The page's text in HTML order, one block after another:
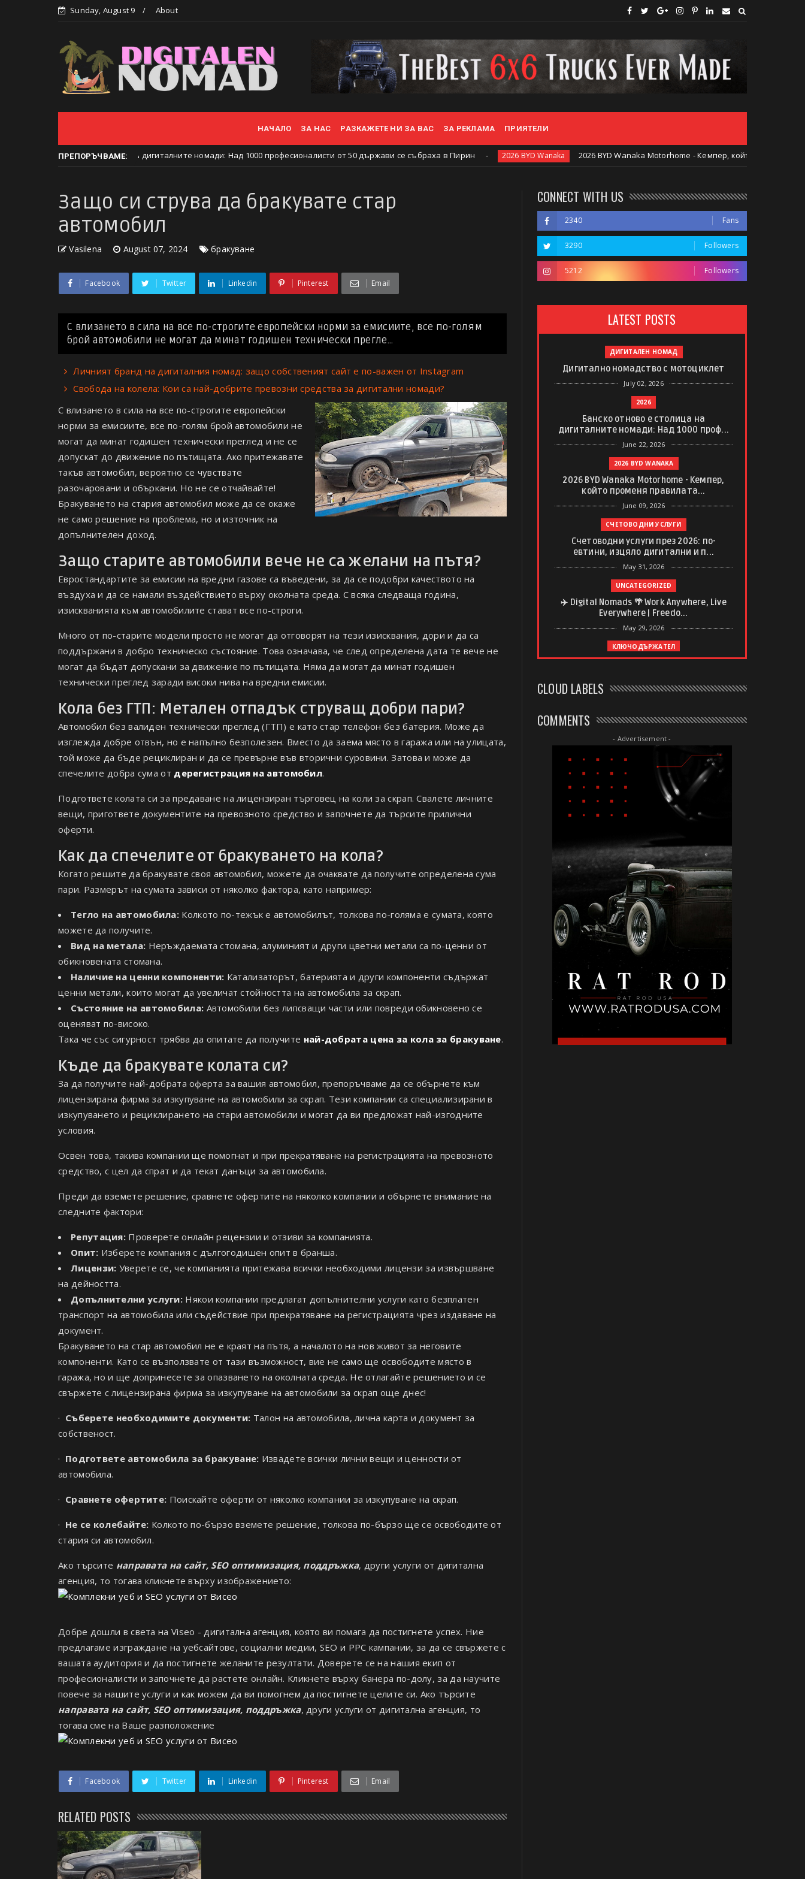
Sunday, August 9 About
НАЧАЛО ЗА НАС РАЗКАЖЕТЕ НИ ЗА ВАС ЗА РЕКЛАМА ПРИЯТЕЛИ
ПРЕПОРЪЧВАМЕ:
отново е столица на дигиталните номади: Над 1000 професионалисти от 50 държави се събраха в Пирин 2026 BYD Wanaka 2026 BYD Wanaka Motorhome - Кемпер, който променя правилата на
Защо си струва да бракувате стар
автомобил
Vasilena August 07, 2024 бракуване
Facebook Twitter Linkedin Pinterest Email
С влизането в сила на все по-строгите европейски норми за емисиите, все по-голям
брой автомобили не могат да минат годишен технически прегле...
Личният бранд на дигиталния номад: защо собственият сайт е по-важен от Instagram
Свобода на колела: Кои са най-добрите превозни средства за дигитални номади?
С влизането в сила на все по-строгите европейски
норми за емисиите, все по-голям брой автомобили не
могат да минат годишен технически преглед и не се
допускат до движение по пътищата. Ако притежавате
такъв автомобил, вероятно се чувствате
разочаровани и объркани. Но не се отчайвайте!
Бракуването на стария автомобил може да се окаже
не само решение на проблема, но и източник на
допълнителен доход.
Защо старите автомобили вече не са желани на пътя?
Евростандартите за емисии на вредни газове са въведени, за да се подобри качеството на
въздуха и да се намали въздействието върху околната среда. С всяка следваща година,
изискванията към автомобилите стават все по-строги.
Много от по-старите модели просто не могат да отговорят на тези изисквания, дори и да са
поддържани в добро техническо състояние. Това означава, че след определена дата те вече не
могат да бъдат допускани за движение по пътищата. Няма да могат да минат годишен
технически преглед заради високи нива на вредни емисии.
Кола без ГТП: Метален отпадък струващ добри пари?
Автомобил без валиден технически преглед (ГТП) е като стар телефон без батерия. Може да
изглежда добре отвън, но е напълно безполезен. Вместо да заема място в гаража или на улицата,
той може да бъде рециклиран и да се превърне във вторични суровини. Затова и може да
спечелите добра сума от дерегистрация на автомобил.
Подгответе колата си за предаване на лицензиран търговец на коли за скрап. Свалете личните
вещи, пригответе документите на превозното средство и започнете да търсите прилични
оферти.
Как да спечелите от бракуването на кола?
Когато решите да бракувате своя автомобил, можете да очаквате да получите определена сума
пари. Размерът на сумата зависи от няколко фактора, като например:
Тегло на автомобила: Колкото по-тежък е автомобилът, толкова по-голяма е сумата, която
можете да получите.
Вид на метала: Неръждаемата стомана, алуминият и други цветни метали са по-ценни от
обикновената стомана.
Наличие на ценни компоненти: Катализаторът, батерията и други компоненти съдържат
ценни метали, които могат да увеличат стойността на автомобила за скрап.
Състояние на автомобила: Автомобили без липсващи части или повреди обикновено се
оценяват по-високо.
Така че със сигурност трябва да опитате да получите най-добрата цена за кола за бракуване.
Къде да бракувате колата си?
За да получите най-добрата оферта за вашия автомобил, препоръчваме да се обърнете към
лицензирана фирма за изкупуване на автомобили за скрап. Тези компании са специализирани в
изкупуването и рециклирането на стари автомобили и могат да ви предложат най-изгодните
условия.
Освен това, такива компании ще помогнат и при прекратяване на регистрацията на превозното
средство, с цел да спрат и да текат данъци за автомобила.
Преди да вземете решение, сравнете офертите на няколко компании и обърнете внимание на
следните фактори:
Репутация: Проверете онлайн рецензии и отзиви за компанията.
Опит: Изберете компания с дългогодишен опит в бранша.
Лицензи: Уверете се, че компанията притежава всички необходими лицензи за извършване
на дейността.
Допълнителни услуги: Някои компании предлагат допълнителни услуги като безплатен
транспорт на автомобила или съдействие при прекратяване на регистрацията чрез издаване на
документ.
Бракуването на стар автомобил не е краят на пътя, а началото на нов живот за неговите
компоненти. Като се възползвате от тази възможност, вие не само ще освободите място в
гаража, но и ще допринесете за опазването на околната среда. Не отлагайте решението и се
свържете с лицензирана фирма за изкупуване на автомобили за скрап още днес!
· Съберете необходимите документи: Талон на автомобила, лична карта и документ за
собственост.
· Подгответе автомобила за бракуване: Извадете всички лични вещи и ценности от
автомобила.
· Сравнете офертите: Поискайте оферти от няколко компании за изкупуване на скрап.
· Не се колебайте: Колкото по-бързо вземете решение, толкова по-бързо ще се освободите от
стария си автомобил.
Ако търсите направата на сайт, SEO оптимизация, поддръжка, други услуги от дигитална
агенция, то тогава кликнете върху изображението:
Добре дошли в света на Viseo - дигитална агенция, която ви помага да постигнете успех. Ние
предлагаме изграждане на уебсайтове, социални медии, SEO и PPC кампании, за да се свържете с
вашата аудитория и да постигнете желаните резултати. Доверете се на нашия екип от
професионалисти и започнете да растете онлайн. Кликнете върху банера по-долу, за да научите
повече за нашите услуги и как можем да ви помогнем да постигнете целите си. Ако търсите
направата на сайт, SEO оптимизация, поддръжка, други услуги от дигитална агенция, то
тогава сме на Ваше разположение
Facebook Twitter Linkedin Pinterest Email
RELATED POSTS
CONNECT WITH US
2340 Fans
3290 Followers
5212 Followers
LATEST POSTS
ДИГИТАЛЕН НОМАД
Дигитално номадство с мотоциклет
July 02, 2026
2026
Банско отново е столица на
дигиталните номади: Над 1000 проф...
June 22, 2026
2026 BYD WANAKA
2026 BYD Wanaka Motorhome - Кемпер,
който променя правилата...
June 09, 2026
СЧЕТОВОДНИ УСЛУГИ
Счетоводни услуги през 2026: по-
евтини, изцяло дигитални и п...
May 31, 2026
UNCATEGORIZED
✈️ Digital Nomads 🌴 Work Anywhere, Live
Everywhere | Freedo...
May 29, 2026
КЛЮЧОДЪРЖАТЕЛ
May 20, 2026
Какво да очаквате от професионален
дълбокотъканен масаж
UNCATEGORIZED
Почивни дни в България, Полша и
Унгария: Сравнителен анализ
Холивуд: Цената на съвършенството
May 10, 2026
БЪЛГАРИЯ
Не ти трябва друга държава: местата в
България, които могат ...
May 02, 2026
CLOUD LABELS
COMMENTS
- Advertisement -